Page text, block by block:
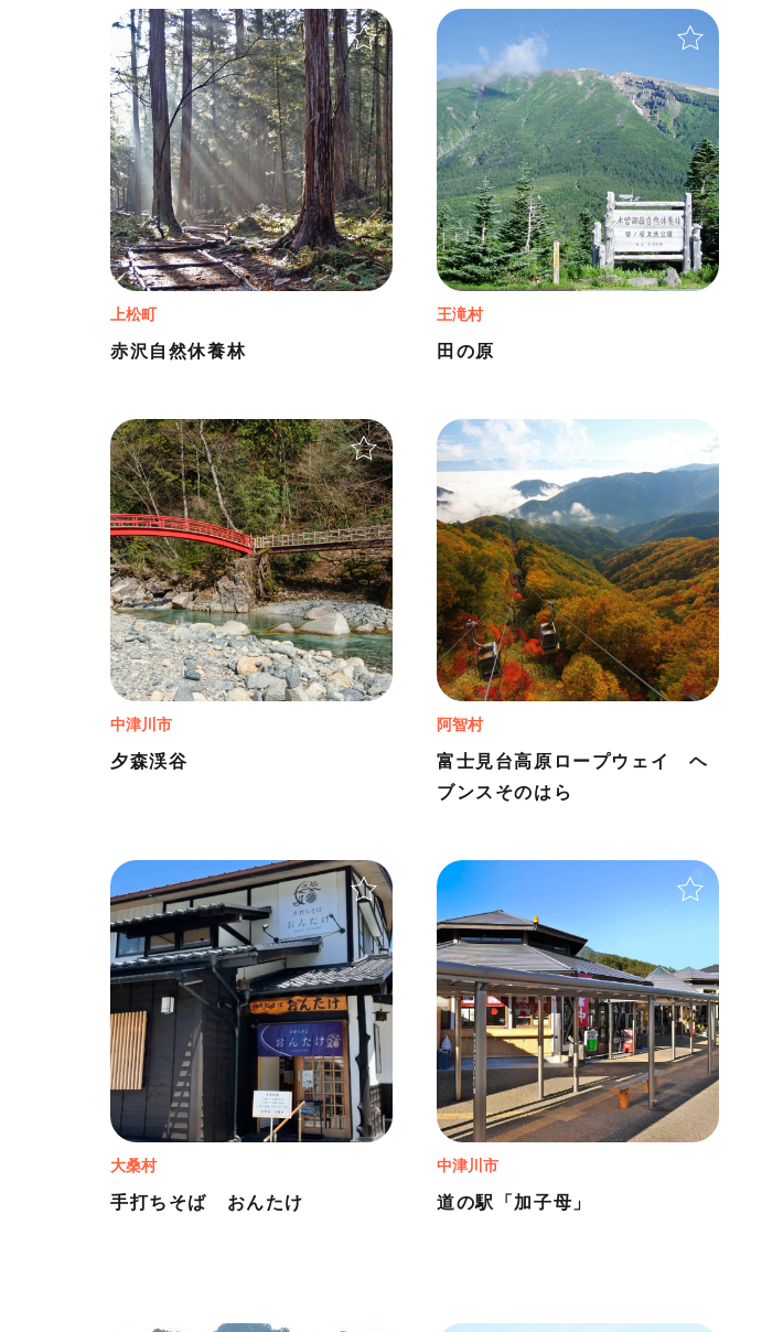
赤沢自然休養林
上松町
＋
田の原
王滝村
＋
夕森渓谷
中津川市
＋
富士見台高原ロープウェイ ヘ
ブンスそのはら
阿智村
手打ちそば おんたけ
大桑村
＋
道の駅「加子母」
中津川市
＋